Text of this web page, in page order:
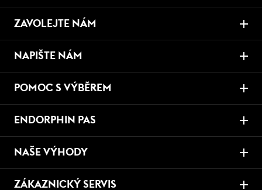
ZAVOLEJTE NÁM
NAPIŠTE NÁM
POMOC S VÝBĚREM
ENDORPHIN PAS
NAŠE VÝHODY
ZÁKAZNICKÝ SERVIS